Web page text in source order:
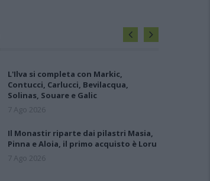
L'Ilva si completa con Markic,
Contucci, Carlucci, Bevilacqua,
Solinas, Souare e Galic
7 Ago 2026
Il Monastir riparte dai pilastri Masia,
Pinna e Aloia, il primo acquisto è Loru
7 Ago 2026